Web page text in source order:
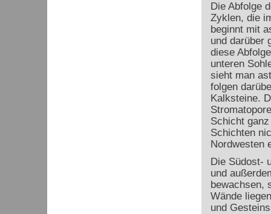
Die Abfolge
Zyklen, die
beginnt mit
und darüber
diese
unteren
sieht man
folgen
Kalksteine.
Schicht
Schichten
Nordwesten
Die Südost-
und
bewachsen,
Wände
und